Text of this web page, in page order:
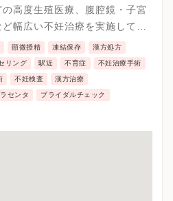
高度生殖医療、腹腔鏡・子宮
幅広い不妊治療を実施してい
顕微授精 凍結保存 漢方処方
リング 駅近 不育症 不妊治療手術
不妊検査 漢方治療
センタ ブライダルチェック